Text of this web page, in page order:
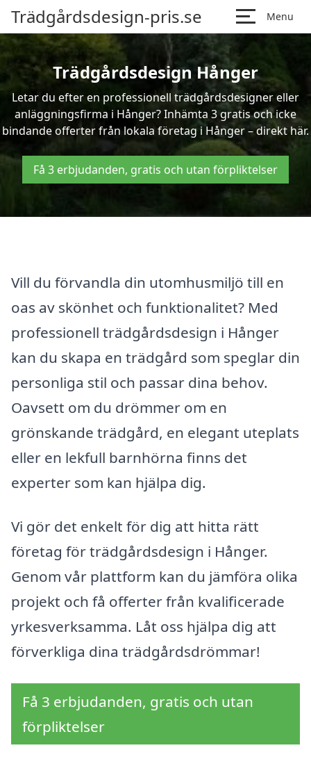
Trädgårdsdesign-pris.se Menu
Trädgårdsdesign Hånger
Letar du efter en professionell trädgårdsdesigner eller
anläggningsfirma i Hånger? Inhämta 3 gratis och icke
bindande offerter från lokala företag i Hånger – direkt här.
Få 3 erbjudanden, gratis och utan förpliktelser
Vill du förvandla din utomhusmiljö till en
oas av skönhet och funktionalitet? Med
professionell trädgårdsdesign i Hånger
kan du skapa en trädgård som speglar din
personliga stil och passar dina behov.
Oavsett om du drömmer om en
grönskande trädgård, en elegant uteplats
eller en lekfull barnhörna finns det
experter som kan hjälpa dig.
Vi gör det enkelt för dig att hitta rätt
företag för trädgårdsdesign i Hånger.
Genom vår plattform kan du jämföra olika
projekt och få offerter från kvalificerade
yrkesverksamma. Låt oss hjälpa dig att
förverkliga dina trädgårdsdrömmar!
Få 3 erbjudanden, gratis och utan
förpliktelser